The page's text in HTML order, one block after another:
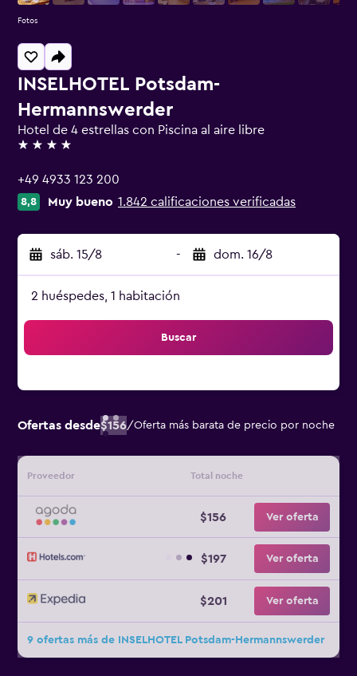
INSELHOTEL Potsdam-
Hermannswerder
Hotel de 4 estrellas con Piscina al aire libre
4 estrellas
+49 4933 123 200
8,8 Muy bueno 1.842 calificaciones verificadas
sáb. 15/8 - dom. 16/8
2 huéspedes, 1 habitación
Buscar
Ofertas desde$156/Oferta más barata de precio por noche
Proveedor Total noche
$156 Ver oferta
$197 Ver oferta
$201 Ver oferta
9 ofertas más de INSELHOTEL Potsdam-Hermannswerder
Fotos